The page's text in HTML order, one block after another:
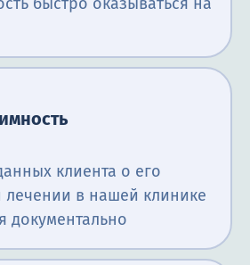
клиента о его
лечении в нашей клинике
документально